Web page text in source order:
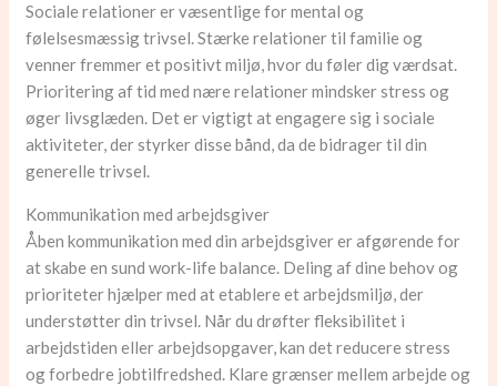
Sociale relationer er væsentlige for mental og
følelsesmæssig trivsel. Stærke relationer til familie og
venner fremmer et positivt miljø, hvor du føler dig værdsat.
Prioritering af tid med nære relationer mindsker stress og
øger livsglæden. Det er vigtigt at engagere sig i sociale
aktiviteter, der styrker disse bånd, da de bidrager til din
generelle trivsel.
Kommunikation med arbejdsgiver
Åben kommunikation med din arbejdsgiver er afgørende for
at skabe en sund work-life balance. Deling af dine behov og
prioriteter hjælper med at etablere et arbejdsmiljø, der
understøtter din trivsel. Når du drøfter fleksibilitet i
arbejdstiden eller arbejdsopgaver, kan det reducere stress
og forbedre jobtilfredshed. Klare grænser mellem arbejde og